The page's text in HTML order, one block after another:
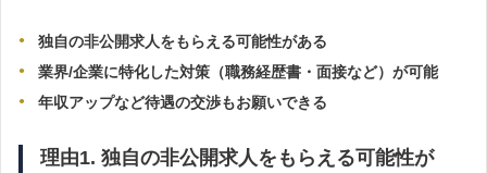
独自の非公開求人をもらえる可能性がある
業界/企業に特化した対策（職務経歴書・面接など）が可能
年収アップなど待遇の交渉もお願いできる
理由1. 独自の非公開求人をもらえる可能性が